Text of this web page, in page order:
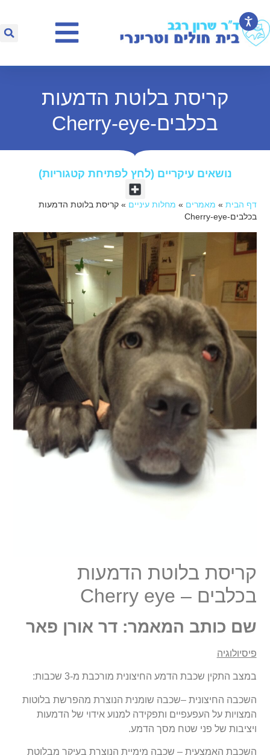
קריסת בלוטת הדמעות
בכלבים-Cherry-eye
נושאים עיקריים (לחץ לפתיחת קטגוריות)​
דף הבית » מאמרים » מחלות עיניים »קריסת בלוטת הדמעות
בכלבים-Cherry-eye
קריסת בלוטת הדמעות
בכלבים – Cherry eye
שם כותב המאמר: דר אורן פאר
פיסיולוגיה
במצב התקין שכבת הדמע החיצונית מורכבת מ-3 שכבות:
השכבה החיצונית –שכבה שומנית הנוצרת מהפרשת בלוטות
המצויות על העפעפיים ותפקידה למנוע אידוי של הדמעות
ויציבות של פני שטח מסך הדמע.
השכבת האמצעית – שכבה מימיית הנוצרת בעיקר מבלוטת